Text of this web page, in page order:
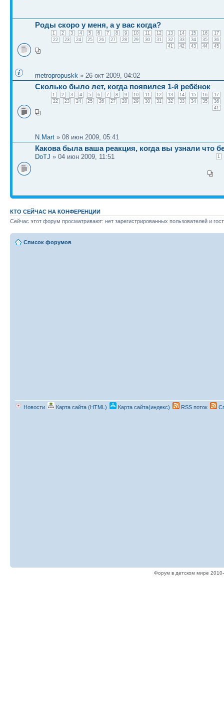
Роды скоро у меня, а у вас когда?
1 2 3 4 5 6 7 8 9 10 11 12 13 14 15 16
17
22
23 24 25 26 27 28 29 30 31 32 33 34 35
36
41
42 43 44 45
metropropuskk » 26 окт 2009, 04:02
Сколько было лет, когда появился 1-й ребёнок
1 2 3 4 5 6 7 8 9 10 11 12 13 14 15 16
17
22
23 24 25 26 27 28 29 30 31 32 33 34 35
36
41
N.Mart » 08 июн 2009, 05:41
Какова была ваша реакция, когда вы узнали что
1
DoTJ » 04 июн 2009, 11:51
КТО СЕЙЧАС НА КОНФЕРЕНЦИИ
Сейчас этот форум просматривают: нет зарегистрированных пользователей и
Список форумов
Новости Карта сайта (HTML) Карта сайта(индекс) RSS поток
Форум в детском мире